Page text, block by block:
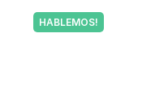
HABLEMOS!